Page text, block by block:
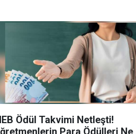
Ödül Takvimi Netleşti!
Para Ödülleri Ne